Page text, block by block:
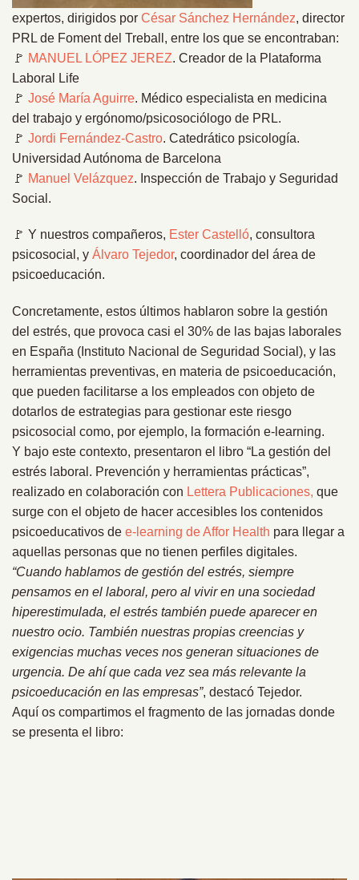
expertos, dirigidos por César Sánchez Hernández, director
PRL de Foment del Treball, entre los que se encontraban:
🚩 MANUEL LÓPEZ JEREZ. Creador de la Plataforma
Laboral Life
🚩 José María Aguirre. Médico especialista en medicina
del trabajo y ergónomo/psicosociólogo de PRL.
🚩 Jordi Fernández-Castro. Catedrático psicología.
Universidad Autónoma de Barcelona
🚩 Manuel Velázquez. Inspección de Trabajo y Seguridad
Social.
🚩 Y nuestros compañeros, Ester Castelló, consultora
psicosocial, y Álvaro Tejedor, coordinador del área de
psicoeducación.
Concretamente, estos últimos hablaron sobre la gestión
del estrés, que provoca casi el 30% de las bajas laborales
en España (Instituto Nacional de Seguridad Social), y las
herramientas preventivas, en materia de psicoeducación,
que pueden facilitarse a los empleados con objeto de
dotarlos de estrategias para gestionar este riesgo
psicosocial como, por ejemplo, la formación e-learning.
Y bajo este contexto, presentaron el libro “La gestión del
estrés laboral. Prevención y herramientas prácticas”,
realizado en colaboración con Lettera Publicaciones, que
surge con el objeto de hacer accesibles los contenidos
psicoeducativos de e-learning de Affor Health para llegar a
aquellas personas que no tienen perfiles digitales.
“Cuando hablamos de gestión del estrés, siempre
pensamos en el laboral, pero al vivir en una sociedad
hiperestimulada, el estrés también puede aparecer en
nuestro ocio. También nuestras propias creencias y
exigencias muchas veces nos generan situaciones de
urgencia. De ahí que cada vez sea más relevante la
psicoeducación en las empresas”, destacó Tejedor.
Aquí os compartimos el fragmento de las jornadas donde
se presenta el libro: